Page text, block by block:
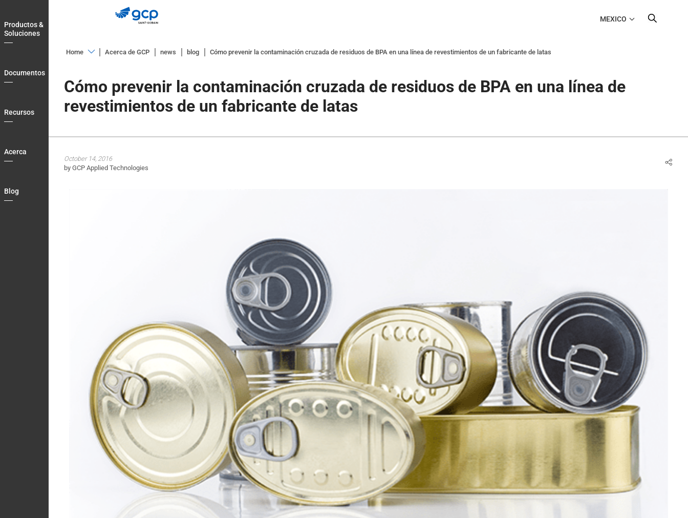
to
main
navigation
Productos &
Soluciones
Documentos
Recursos
Acerca
Blog
MEXICO
Home
&
Soluciones
Documentos
Blog
Acerca de GCP news blog Cómo prevenir la contaminación cruzada de residuos de BPA en una línea de revestimientos de un fabricante de latas
Cómo prevenir la contaminación cruzada de residuos de BPA en una línea de
revestimientos de un fabricante de latas
October 14, 2016
by GCP Applied Technologies